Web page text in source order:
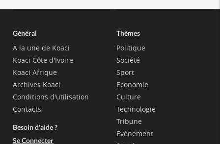
Général
A la une de Koaci
Koaci Côte d'Ivoire
Koaci Afrique
Archives Koaci
Conditions d'utilisation
Contacts
Besoin d'aide ?
Se Connecter
Thèmes
Politique
Société
Sport
Economie
Culture
Technologie
Tribune
Evènement